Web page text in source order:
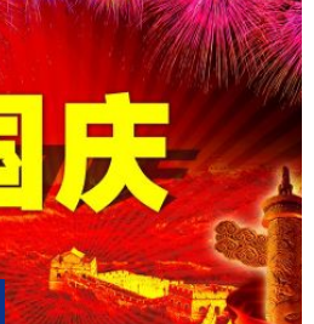
效果。2、国家出台抑铅扬锂的政策，将给予
支持，例如税收、补贴、简化审批流程等
的消费税，或是对污染征费，并以此来补贴使
件企业正在联手来解决电控系统在装配锂电
续行里程、使用寿命等技术上的瓶颈。5、为
在研制和铅酸电池相比更具性价比优势的
是，新能源电动车的时代已经到来，到时锂
问题。